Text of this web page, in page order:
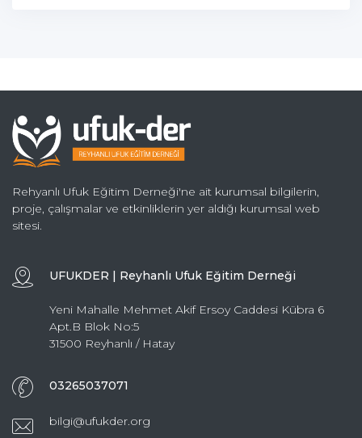
Rehyanlı Ufuk Eğitim Derneği'ne ait kurumsal bilgilerin,
proje, çalışmalar ve etkinliklerin yer aldığı kurumsal web
sitesi.
UFUKDER | Reyhanlı Ufuk Eğitim Derneği
Yeni Mahalle Mehmet Akif Ersoy Caddesi Kübra 6
Apt.B Blok No:5
31500 Reyhanlı / Hatay
03265037071
bilgi@ufukder.org